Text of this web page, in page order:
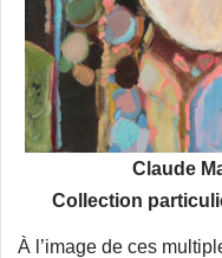
Claude
Collection
À l’image de ces